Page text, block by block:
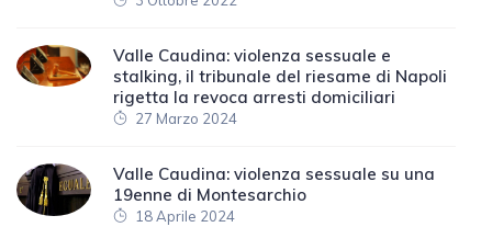
Valle Caudina: violenza sessuale e
stalking, il tribunale del riesame di Napoli
rigetta la revoca arresti domiciliari
27 Marzo 2024
Valle Caudina: violenza sessuale su una
19enne di Montesarchio
18 Aprile 2024